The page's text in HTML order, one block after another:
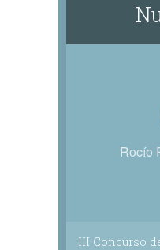
Rocío
III Concurso